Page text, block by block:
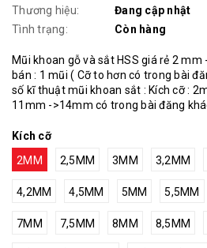
Thương hiệu:
Đang cập nhật
Tình trạng:
Còn hàng
Mũi khoan gỗ và sắt HSS giá rẻ 2 mm
bán : 1 mũi ( Cỡ to hơn có trong bài
số kĩ thuật mũi khoan sắt : Kích cỡ :
11mm ->14mm có trong bài đăng
Kích cỡ
2MM
2,5MM 3MM 3,2MM
4,2MM 4,5MM 5MM 5,5MM
7MM 7,5MM 8MM 8,5MM